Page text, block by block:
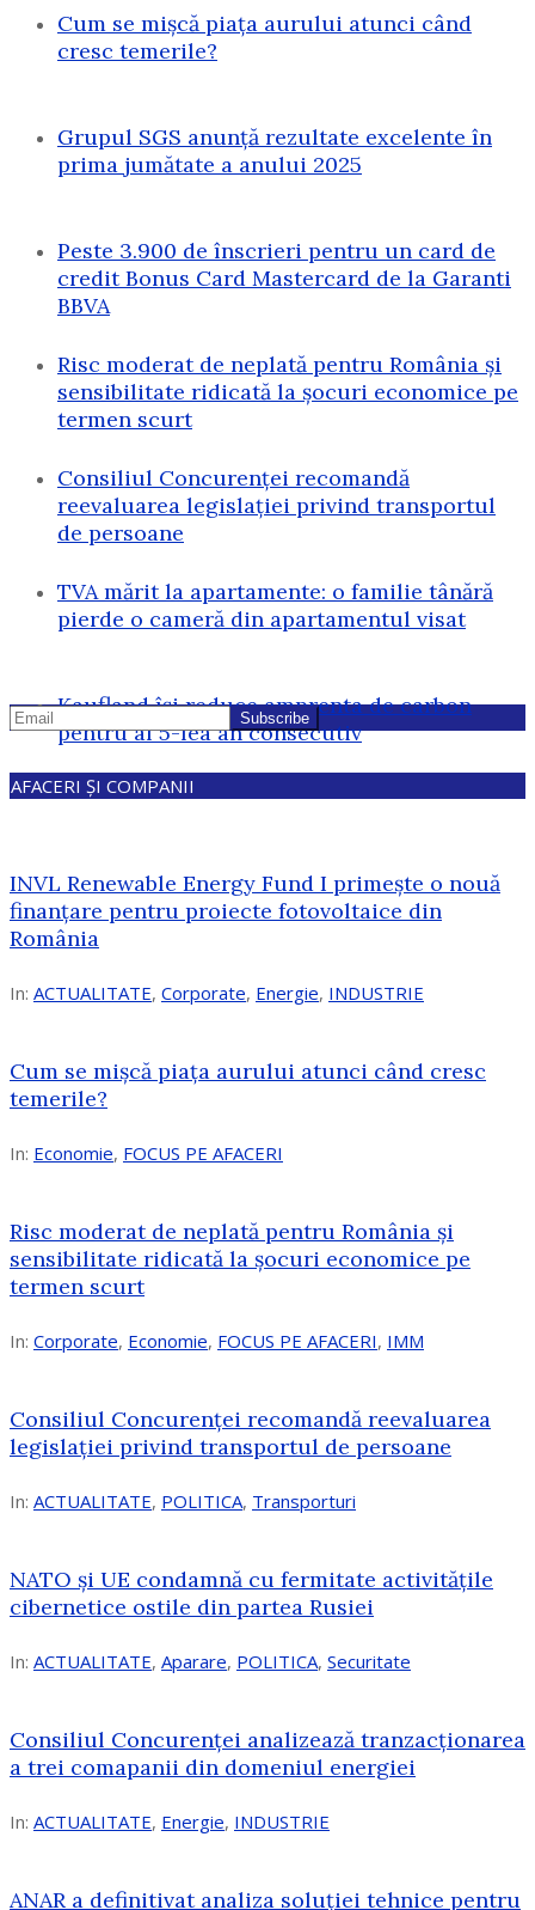
Cum se mișcă piața aurului atunci când
cresc temerile?
Grupul SGS anunță rezultate excelente în
prima jumătate a anului 2025
Peste 3.900 de înscrieri pentru un card de
credit Bonus Card Mastercard de la Garanti
BBVA
Risc moderat de neplată pentru România și
sensibilitate ridicată la șocuri economice pe
termen scurt
Consiliul Concurenței recomandă
reevaluarea legislației privind transportul
de persoane
TVA mărit la apartamente: o familie tânără
pierde o cameră din apartamentul visat
Kaufland își reduce amprenta de carbon
pentru al 5-lea an consecutiv
AFACERI ȘI COMPANII
INVL Renewable Energy Fund I primește o nouă
finanțare pentru proiecte fotovoltaice din
România
In: ACTUALITATE, Corporate, Energie, INDUSTRIE
Cum se mișcă piața aurului atunci când cresc
temerile?
In: Economie, FOCUS PE AFACERI
Risc moderat de neplată pentru România și
sensibilitate ridicată la șocuri economice pe
termen scurt
In: Corporate, Economie, FOCUS PE AFACERI, IMM
Consiliul Concurenței recomandă reevaluarea
legislației privind transportul de persoane
In: ACTUALITATE, POLITICA, Transporturi
NATO și UE condamnă cu fermitate activitățile
cibernetice ostile din partea Rusiei
In: ACTUALITATE, Aparare, POLITICA, Securitate
Consiliul Concurenţei analizează tranzacționarea
a trei comapanii din domeniul energiei
In: ACTUALITATE, Energie, INDUSTRIE
ANAR a definitivat analiza soluției tehnice pentru